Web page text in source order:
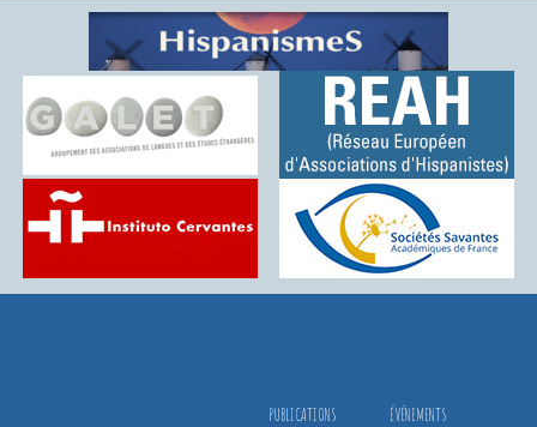
ÉVÉNEMENTS
PUBLICATIONS